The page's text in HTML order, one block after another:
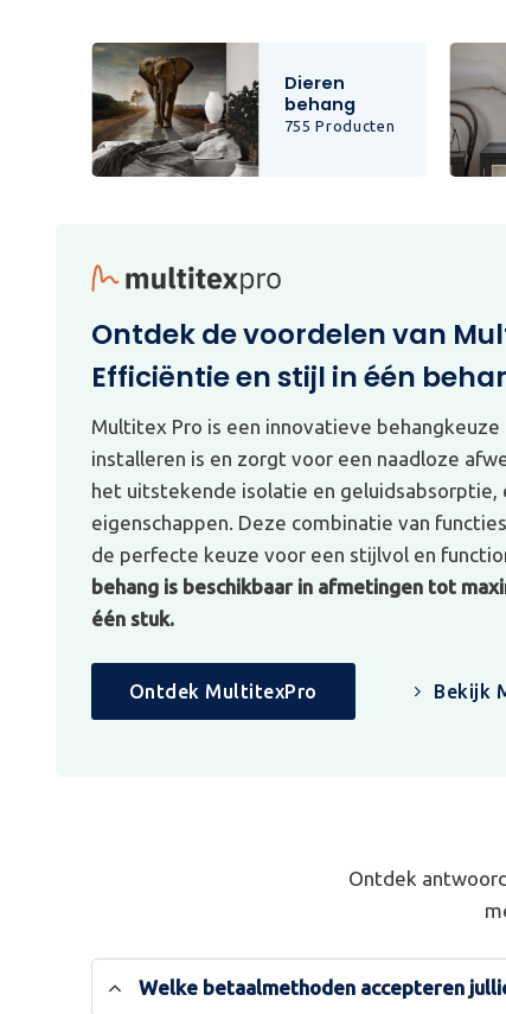
Dieren
behang
755 Producten
Ontdek de voordelen van
Efficiëntie en stijl in één
Multitex Pro is een innovatieve
installeren is en zorgt voor een naadloze
het uitstekende isolatie en geluidsabsorptie,
eigenschappen. Deze combinatie van
de perfecte keuze voor een stijlvol en
behang is beschikbaar in afmetingen tot
één stuk.
Ontdek MultitexPro Bekijk
Ontdek
Welke betaalmethoden accepteren